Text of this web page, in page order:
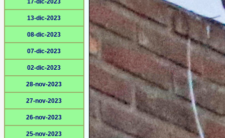
17-dic-2023
13-dic-2023
08-dic-2023
07-dic-2023
02-dic-2023
28-nov-2023
27-nov-2023
26-nov-2023
25-nov-2023